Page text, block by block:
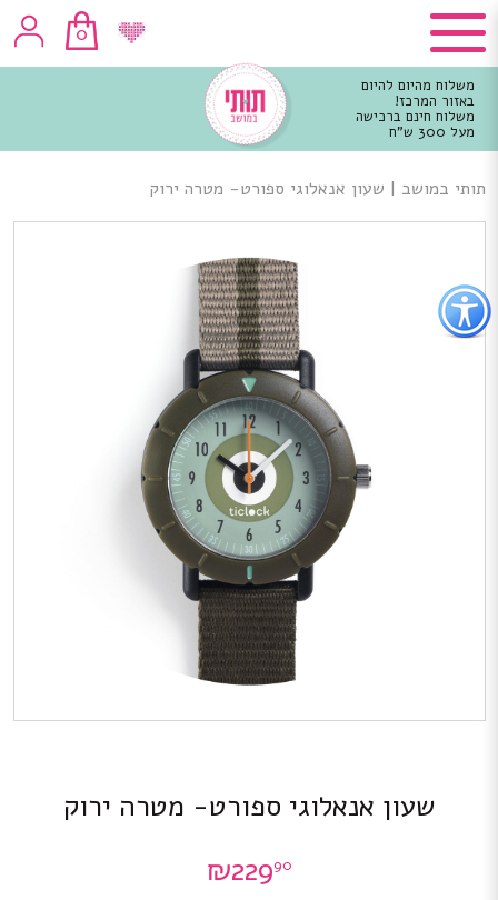
כפתור
לפתיחת
תפריט
נגישות
0
משלוח מהיום להיום
באזור המרכז!
משלוח חינם ברכישה
מעל 300 ש"ח
מרכזי
תותי במושב | שעון אנאלוגי ספורט- מטרה ירוק
שעון אנאלוגי ספורט- מטרה ירוק
₪22990